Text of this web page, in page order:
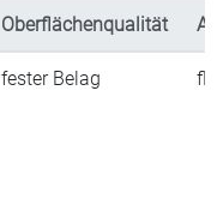
Oberflächenqualität
fester Belag